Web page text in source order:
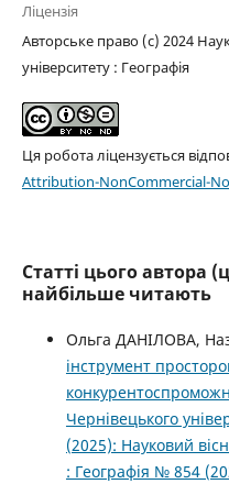
Ліцензія
Авторське право (c) 2024
університету : Географія
Ця робота ліцензується
Attribution-NonCommercial-
Статті цього автора
найбільше читають
Ольга ДАНІЛОВА,
інструмент
Чернівецького
(2025): Науковий
: Географія № 854